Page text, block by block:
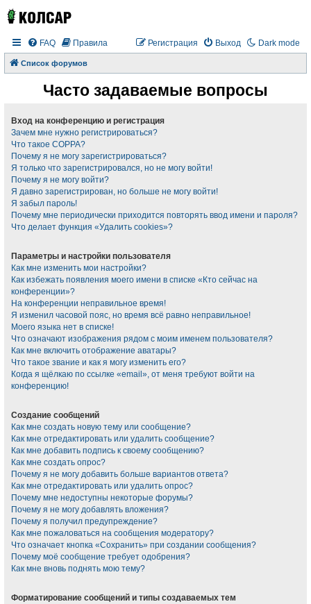
Dark mode
FAQ Правила Выход
Регистрация
Список форумов
Часто задаваемые вопросы
Вход на конференцию и регистрация
Зачем мне нужно регистрироваться?
Что такое COPPA?
Почему я не могу зарегистрироваться?
Я только что зарегистрировался, но не могу войти!
Почему я не могу войти?
Я давно зарегистрирован, но больше не могу войти!
Я забыл пароль!
Почему мне периодически приходится повторять ввод имени и пароля?
Что делает функция «Удалить cookies»?
Параметры и настройки пользователя
Как мне изменить мои настройки?
Как избежать появления моего имени в списке «Кто сейчас на
конференции»?
На конференции неправильное время!
Я изменил часовой пояс, но время всё равно неправильное!
Моего языка нет в списке!
Что означают изображения рядом с моим именем пользователя?
Как мне включить отображение аватары?
Что такое звание и как я могу изменить его?
Когда я щёлкаю по ссылке «email», от меня требуют войти на
конференцию!
Создание сообщений
Как мне создать новую тему или сообщение?
Как мне отредактировать или удалить сообщение?
Как мне добавить подпись к своему сообщению?
Как мне создать опрос?
Почему я не могу добавить больше вариантов ответа?
Как мне отредактировать или удалить опрос?
Почему мне недоступны некоторые форумы?
Почему я не могу добавлять вложения?
Почему я получил предупреждение?
Как мне пожаловаться на сообщения модератору?
Что означает кнопка «Сохранить» при создании сообщения?
Почему моё сообщение требует одобрения?
Как мне вновь поднять мою тему?
Форматирование сообщений и типы создаваемых тем